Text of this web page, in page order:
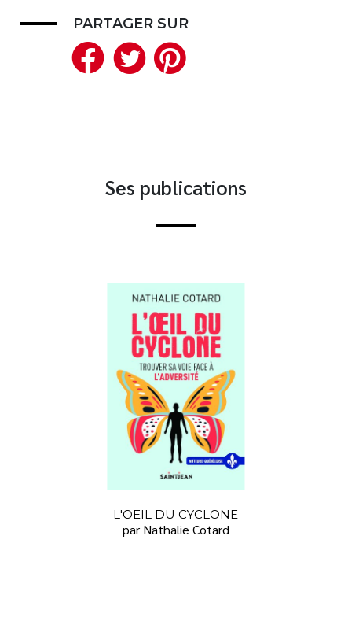
PARTAGER SUR
Facebook
Twitter
Ses publications
L'OEIL DU CYCLONE
par Nathalie Cotard